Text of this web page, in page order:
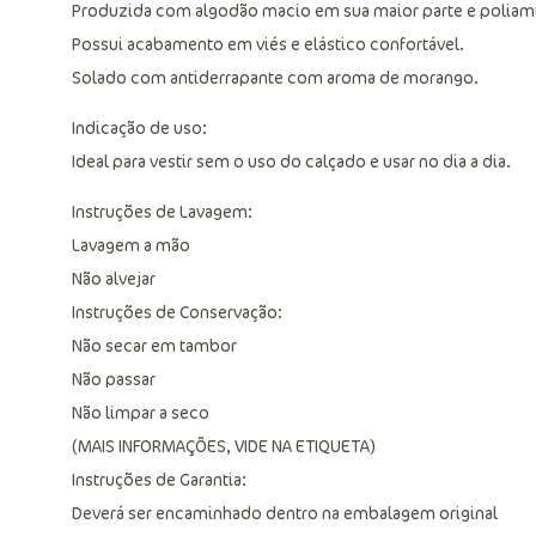
Produzida com algodão macio em sua maior parte e
Possui acabamento em viés e elástico confortável.
Solado com antiderrapante com aroma de morango.
Indicação de uso:
Ideal para vestir sem o uso do calçado e usar no dia a dia.
Instruções de Lavagem:
Lavagem a mão
Não alvejar
Instruções de Conservação:
Não secar em tambor
Não passar
Não limpar a seco
(MAIS INFORMAÇÕES, VIDE NA ETIQUETA)
Instruções de Garantia:
Deverá ser encaminhado dentro na embalagem original